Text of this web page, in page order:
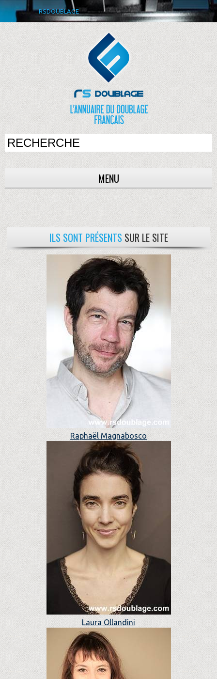
RSDOUBLAGE
MENU
ILS SONT PRÉSENTS SUR LE SITE
Raphaël Magnabosco
Laura Ollandini